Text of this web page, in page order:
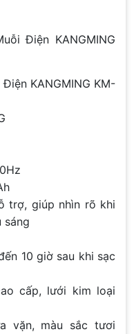
Điện KANGMING
KANGMING KM-
trợ, giúp nhìn rõ khi
sáng
10 giờ sau khi sạc
cấp, lưới kim loại
vặn, màu sắc tươi